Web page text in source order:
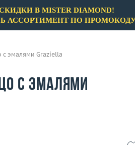
В MISTER DIAMOND!
АССОРТИМЕНТ ПО
с эмалями Graziella
с эмалями